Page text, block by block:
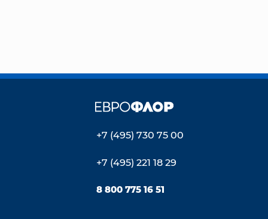
+7 (495) 730 75 00
+7 (495) 221 18 29
8 800 775 16 51